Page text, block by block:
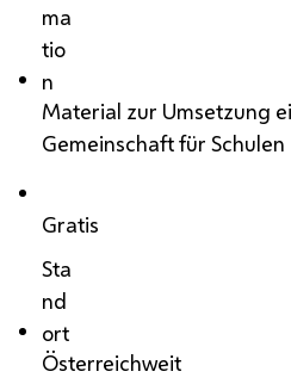
ma
tio
n
Material zur Umsetzung
Gemeinschaft für Schulen
Gratis
Sta
nd
ort
Österreichweit